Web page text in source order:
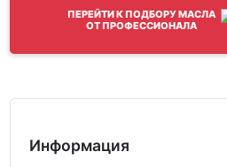
ПЕРЕЙТИ К ПОДБОРУ МАСЛА
ОТ ПРОФЕССИОНАЛА
Информация